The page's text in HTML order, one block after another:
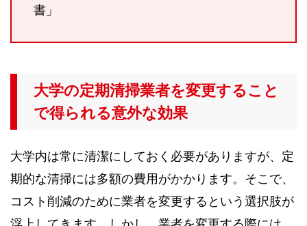
書」
大学の定期清掃業者を変更すること
で得られる意外な効果
大学内は常に清潔にしておく必要がありますが、定
期的な清掃には多額の費用がかかります。そこで、
コスト削減のために業者を変更するという選択肢が